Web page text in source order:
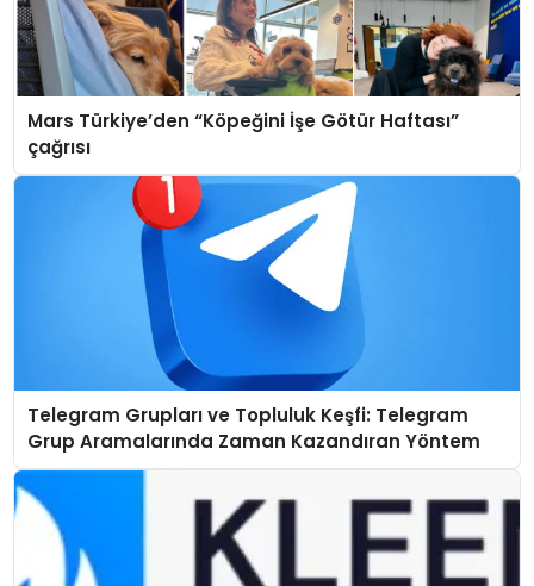
Mars Türkiye’den “Köpeğini İşe Götür Haftası”
çağrısı
Telegram Grupları ve Topluluk Keşfi: Telegram
Grup Aramalarında Zaman Kazandıran Yöntem